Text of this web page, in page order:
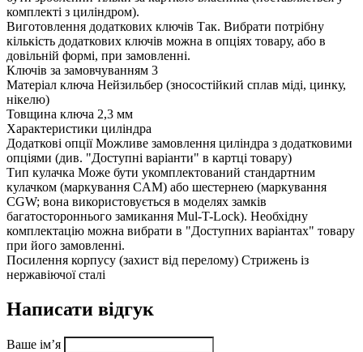
комплекті з циліндром).
Виготовлення додаткових ключів Так. Вибрати потрібну
кількість додаткових ключів можна в опціях товару, або в
довільній формі, при замовленні.
Ключів за замовчуванням 3
Матеріал ключа Нейзильбер (зносостійкий сплав міді, цинку,
нікелю)
Товщина ключа 2,3 мм
Характеристики циліндра
Додаткові опціїМожливе замовлення циліндра з додатковими
опціями (див. "Доступні варіанти" в картці товару)
Тип кулачка Може бути укомплектований стандартним
кулачком (маркування CAM) або шестернею (маркування
CGW; вона використовується в моделях замків
багатостороннього замикання Mul-T-Lock). Необхідну
комплектацію можна вибрати в "Доступних варіантах" товару
при його замовленні.
Посилення корпусу (захист від перелому) Стрижень із
нержавіючої сталі
Написати відгук
Ваше ім’я